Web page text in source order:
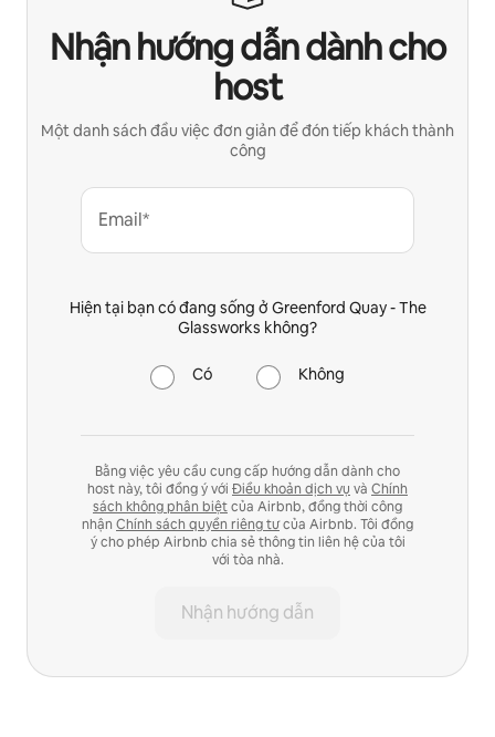
Nhận hướng dẫn dành cho
host
Một danh sách đầu việc đơn giản để đón tiếp khách thành
công
Email*
Hiện tại bạn có đang sống ở Greenford Quay - The
Glassworks không?
Có Không
Bằng việc yêu cầu cung cấp hướng dẫn dành cho
host này, tôi đồng ý với Điều khoản dịch vụ và Chính
sách không phân biệtcủa Airbnb, đồng thời công
nhận Chính sách quyền riêng tưcủa Airbnb. Tôi đồng
ý cho phép Airbnb chia sẻ thông tin liên hệ của tôi
với tòa nhà.
Nhận hướng dẫn